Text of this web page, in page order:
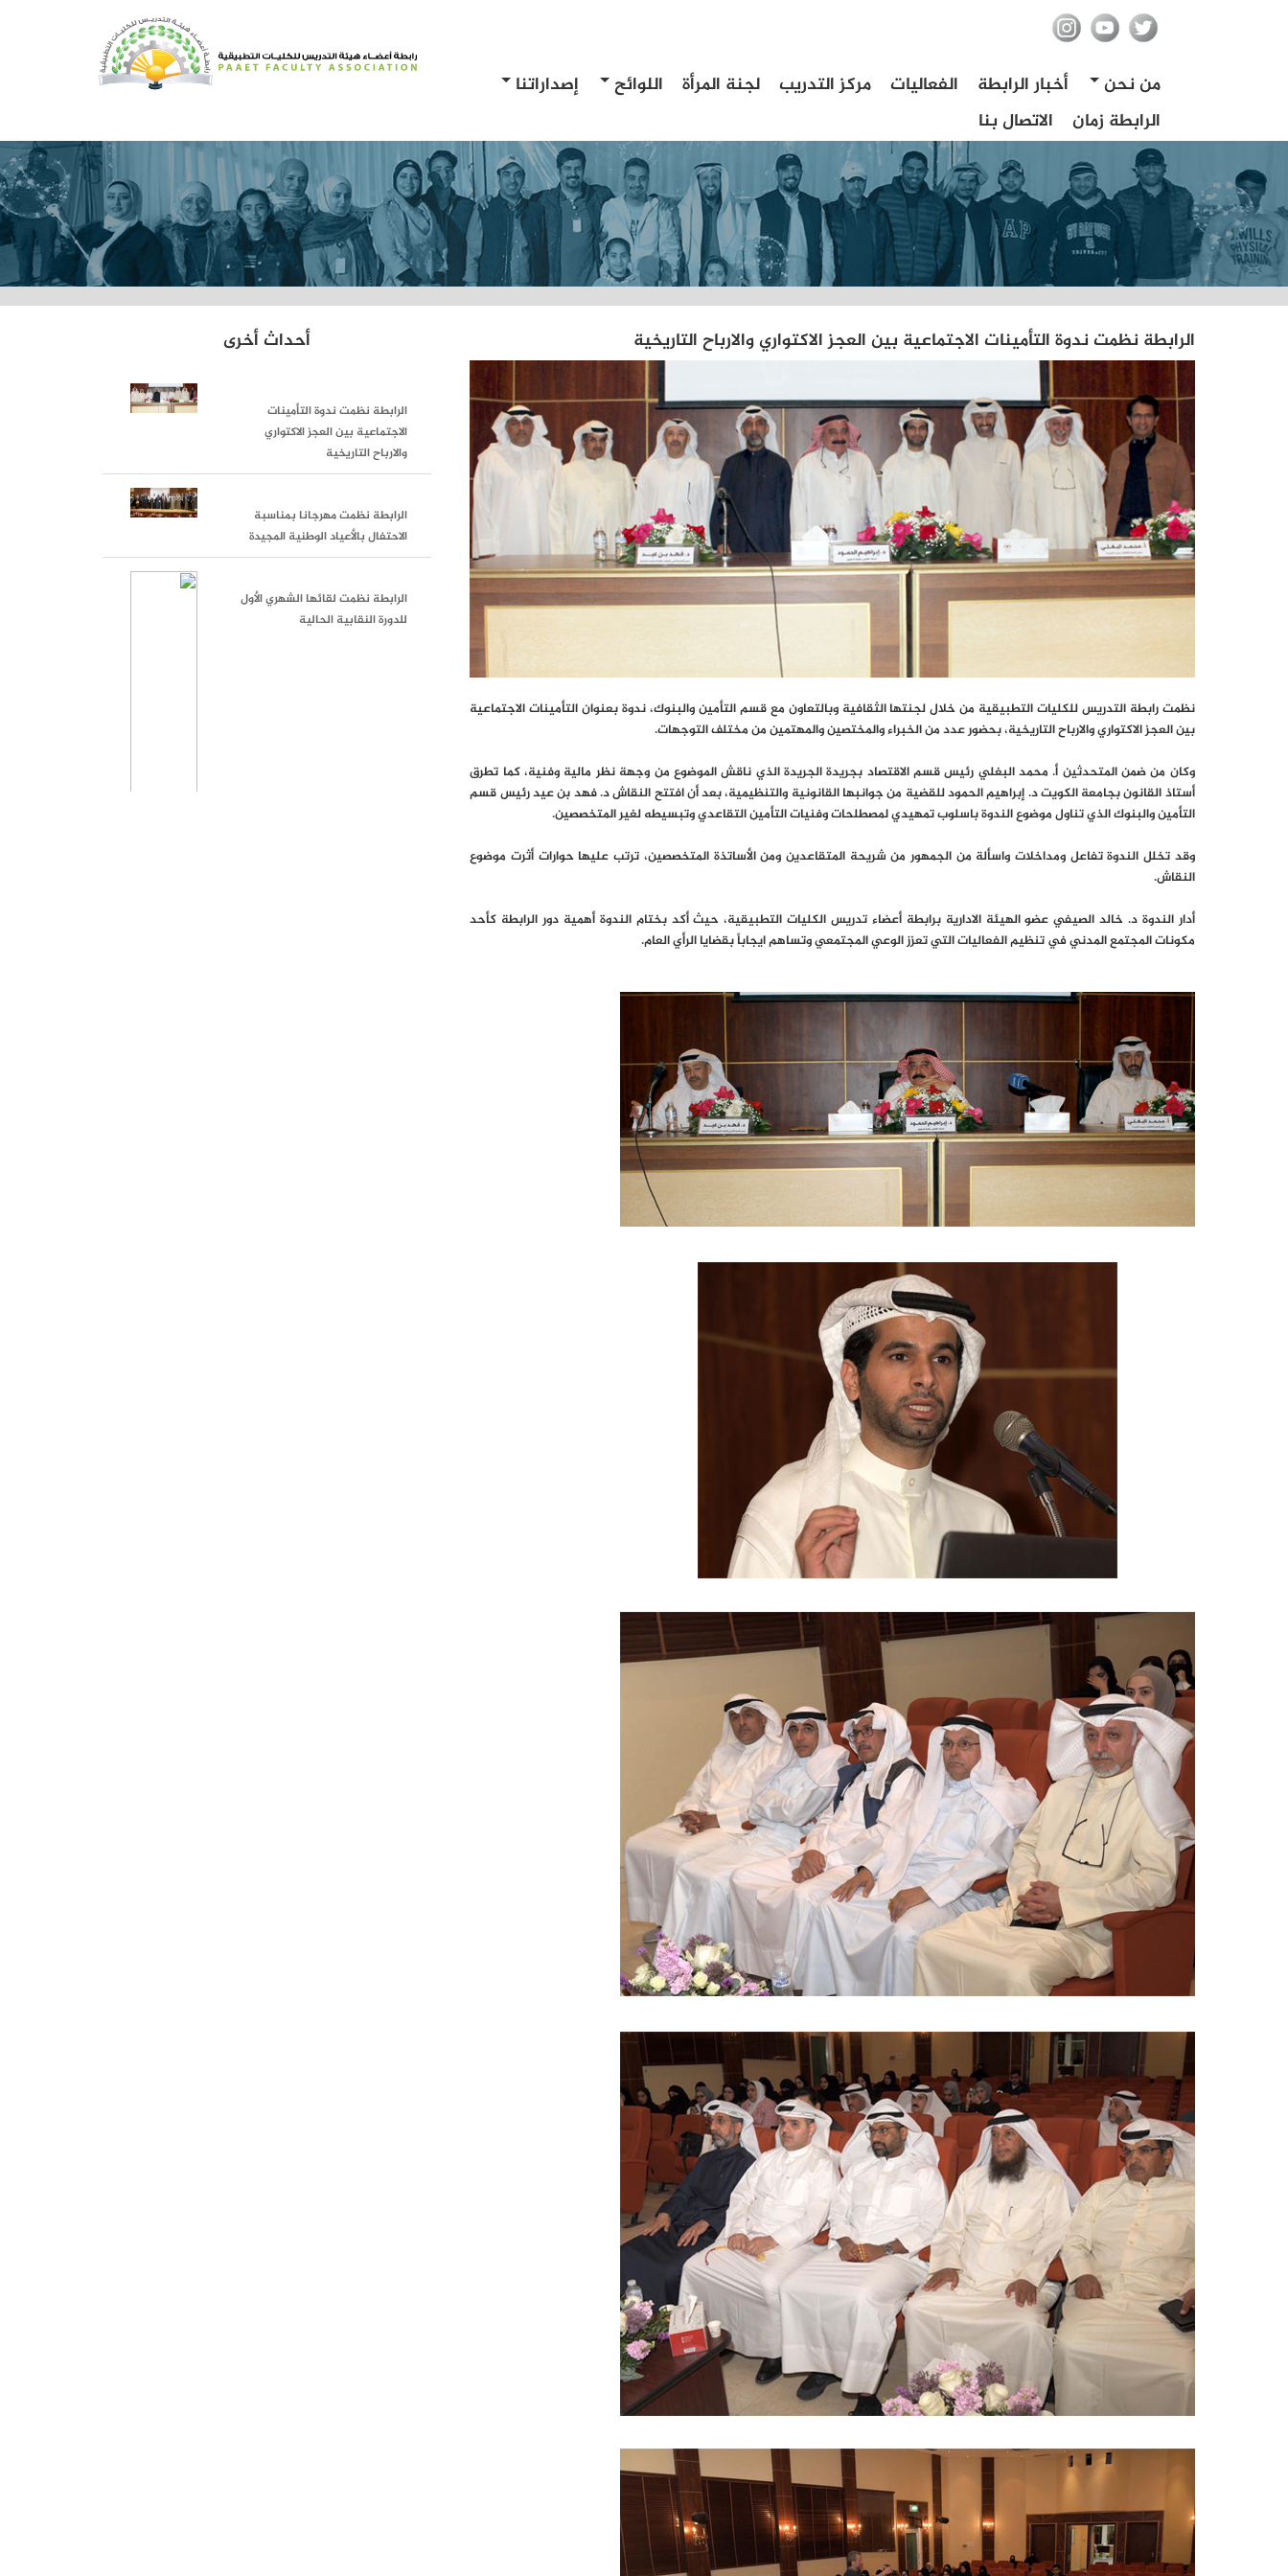
من نحن أخبار الرابطة الفعاليات مركز التدريب لجنة المرأة اللوائح
إصداراتنا
الرابطة زمان
الاتصال بنا
الرابطة نظمت ندوة التأمينات الاجتماعية بين العجز الاكتواري والارباح التاريخية
نظمت رابطة التدريس للكليات التطبيقية من خلال لجنتها الثقافية وبالتعاون مع قسم التأمين والبنوك، ندوة بعنوان التأمينات الاجتماعية
بين العجز الاكتواري والارباح التاريخية، بحضور عدد من الخبراء والمختصين والمهتمين من مختلف التوجهات.
وكان من ضمن المتحدثين أ. محمد البغلي رئيس قسم الاقتصاد بجريدة الجريدة الذي ناقش الموضوع من وجهة نظر مالية وفنية، كما تطرق
أستاذ القانون بجامعة الكويت د. إبراهيم الحمود للقضية من جوانبها القانونية والتنظيمية، بعد أن افتتح النقاش د. فهد بن عيد رئيس قسم
التأمين والبنوك الذي تناول موضوع الندوة باسلوب تمهيدي لمصطلحات وفنيات التأمين التقاعدي وتبسيطه لغير المتخصصين.
وقد تخلل الندوة تفاعل ومداخلات واسألة من الجمهور من شريحة المتقاعدين ومن الأساتذة المتخصصين، ترتب عليها حوارات أثرت موضوع
النقاش.
أدار الندوة د. خالد الصيفي عضو الهيئة الادارية برابطة أعضاء تدريس الكليات التطبيقية، حيث أكد بختام الندوة أهمية دور الرابطة كأحد
مكونات المجتمع المدني في تنظيم الفعاليات التي تعزز الوعي المجتمعي وتساهم ايجاباً بقضايا الرأي العام.
أحداث أخرى
الرابطة نظمت ندوة التأمينات
الاجتماعية بين العجز الاكتواري
والارباح التاريخية
الرابطة نظمت مهرجانا بمناسبة
الاحتفال بالأعياد الوطنية المجيدة
الرابطة نظمت لقائها الشهري الأول
للدورة النقابية الحالية